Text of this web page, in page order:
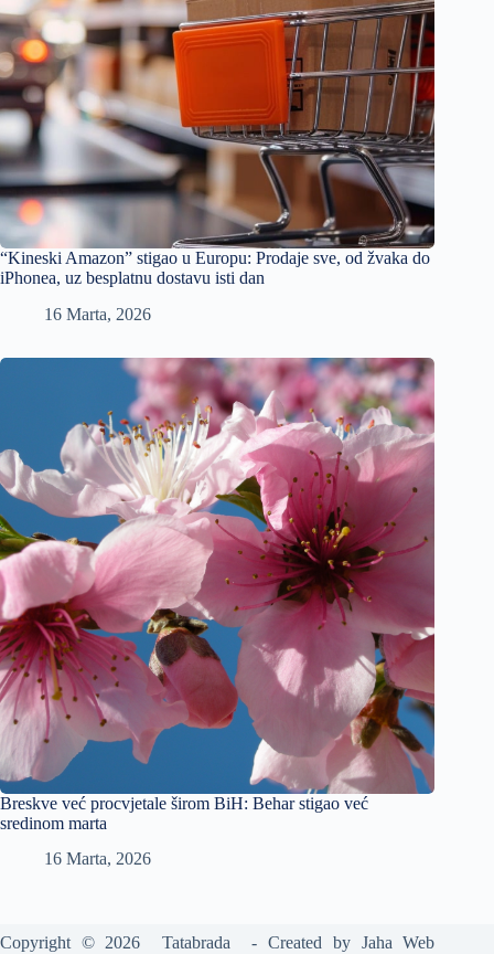
“Kineski Amazon” stigao u Europu: Prodaje sve, od žvaka do
iPhonea, uz besplatnu dostavu isti dan
16 Marta, 2026
Breskve već procvjetale širom BiH: Behar stigao već
sredinom marta
16 Marta, 2026
Copyright © 2026 Tatabrada - Created by Jaha Web